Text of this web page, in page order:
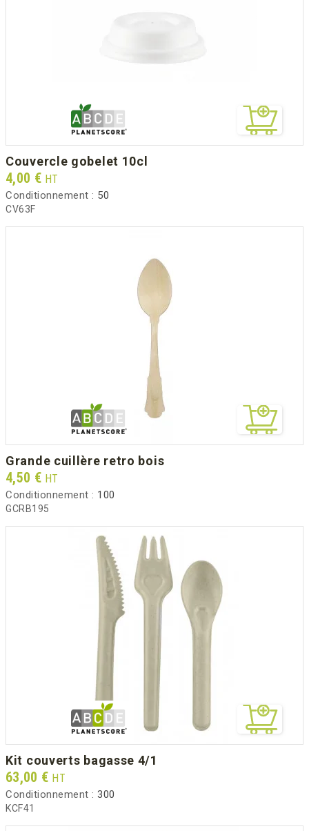
couvercle gobelet 10cl
Prix
4,00 € HT
Conditionnement : 50
CV63F
grande cuillère retro bois
Prix
4,50 € HT
Conditionnement : 100
GCRB195
kit couverts bagasse 4/1
Prix
63,00 € HT
Conditionnement : 300
KCF41